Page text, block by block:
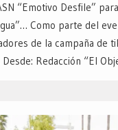
“Emotivo Desfile”
Como parte del
de la campaña de
Redacción “El